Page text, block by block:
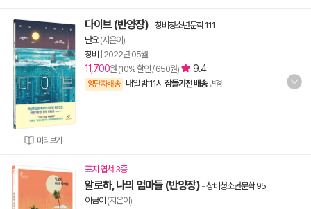
미리보기
다이브 (반양장) -창비청소년문학 111
단요(지은이)
창비
2022년 05월
11,700원 (10% 할인 / 650원) 9.4
양탄자배송 내일 밤 11시 잠들기전 배송 변경
표지 엽서 3종
알로하, 나의 엄마들 (반양장) -창비청소년문학 95
이금이 (지은이)